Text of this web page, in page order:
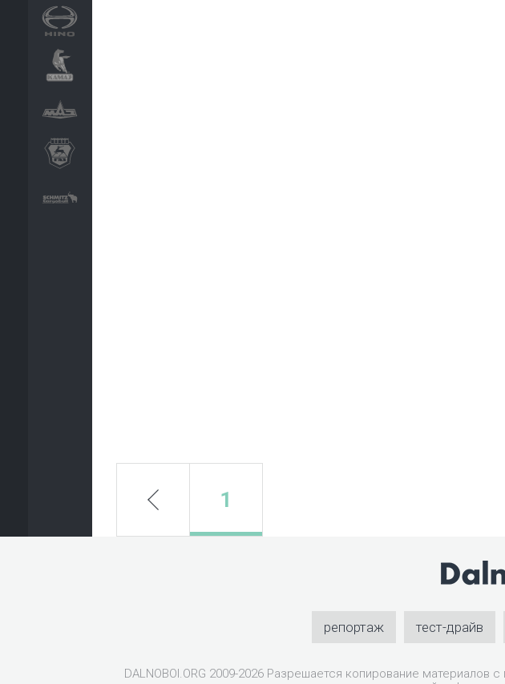
prev 1
репортаж тест-драйв
DALNOBOI.ORG 2009-2026 Разрешается копирование материалов